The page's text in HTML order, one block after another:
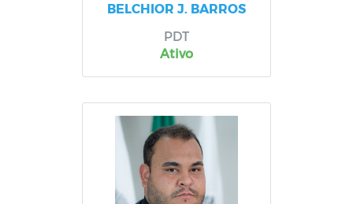
BELCHIOR J. BARROS
PDT
Ativo